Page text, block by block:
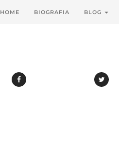
HOME BIOGRAFIA BLOG